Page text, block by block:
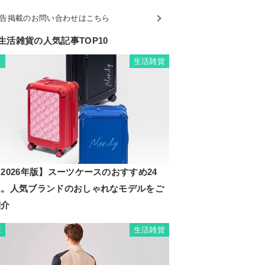
掲載のお問い合わせはこちら
活雑貨の人気記事TOP10
生活雑貨
年版】スーツケースのおすすめ24
人気ブランドのおしゃれなモデルをご
生活雑貨